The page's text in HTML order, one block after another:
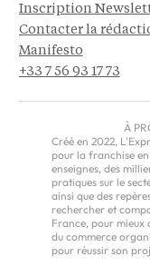
Inscription
Contacter la
Manifesto
+33 7 56 93 17 73
À
Créé en 2022,
pour la franchise
enseignes, des
pratiques sur le
ainsi que des
rechercher et
France, pour
du commerce
pour réussir son